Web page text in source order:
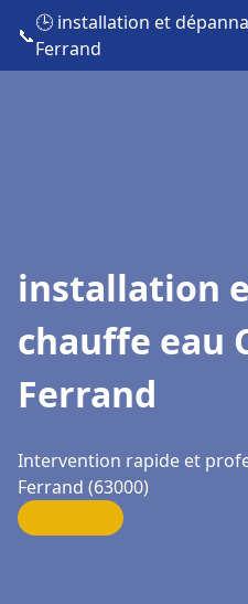
📞
🕒 installation et
Ferrand
installation
chauffe eau
Ferrand
Intervention rapide et
Ferrand (63000)